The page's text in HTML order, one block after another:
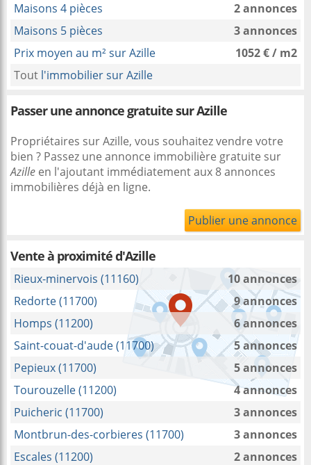
Maisons 4 pièces
2 annonces
Maisons 5 pièces
3 annonces
Prix moyen au m² sur Azille
1052 € / m2
Tout l'immobilier sur Azille
Passer une annonce gratuite sur Azille
Propriétaires sur Azille, vous souhaitez vendre votre
bien ? Passez une annonce immobilière gratuite sur
Azille en l'ajoutant immédiatement aux 8 annonces
immobilières déjà en ligne.
Publier une annonce
Vente à proximitéd'Azille
Rieux-minervois (11160)
10 annonces
Redorte (11700)
9 annonces
Homps (11200)
6 annonces
Saint-couat-d'aude (11700)
5 annonces
Pepieux (11700)
5 annonces
Tourouzelle (11200)
4 annonces
Puicheric (11700)
3 annonces
Montbrun-des-corbieres (11700)
3 annonces
Escales (11200)
2 annonces